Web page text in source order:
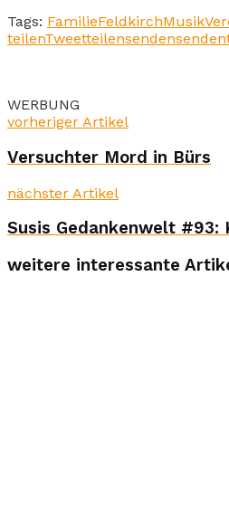
Tags: FamilieFeldkirchMusik
teilenTweetteilensendensenden
WERBUNG
vorheriger Artikel
Versuchter Mord in Bürs
nächster Artikel
Susis Gedankenwelt #93:
weitere interessante